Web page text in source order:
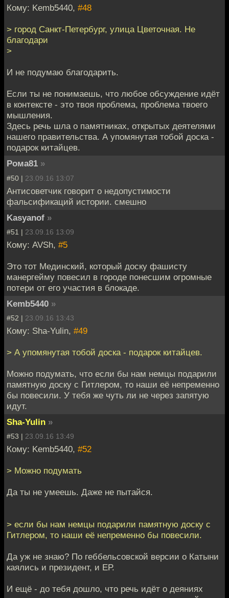
Кому: Kemb5440, #48
> город Санкт-Петербург, улица Цветочная. Не
благодари
>
И не подумаю благодарить.
Если ты не понимаешь, что любое обсуждение идёт
в контексте - это твоя проблема, проблема твоего
мышления.
Здесь речь шла о памятниках, открытых деятелями
нашего правительства. А упомянутая тобой доска -
подарок китайцев.
Рома81 »
#50 | 23.09.16 13:07
Антисоветчик говорит о недопустимости
фальсификаций истории. смешно
Kasyanof »
#51 | 23.09.16 13:09
Кому: AVSh, #5
Это тот Мединский, который доску фашисту
манергейму повесил в городе понесшим огромные
потери от его участия в блокаде.
Kemb5440 »
#52 | 23.09.16 13:43
Кому: Sha-Yulin, #49
> А упомянутая тобой доска - подарок китайцев.
Можно подумать, что если бы нам немцы подарили
памятную доску с Гитлером, то наши её непременно
бы повесили. У тебя же чуть ли не через запятую
идут.
Sha-Yulin »
#53 | 23.09.16 13:49
Кому: Kemb5440, #52
> Можно подумать
Да ты не умеешь. Даже не пытайся.
> если бы нам немцы подарили памятную доску с
Гитлером, то наши её непременно бы повесили.
Да уж не знаю? По геббельсовской версии о Катыни
каялись и президент, и ЕР.
И ещё - до тебя дошло, что речь идёт о деяниях